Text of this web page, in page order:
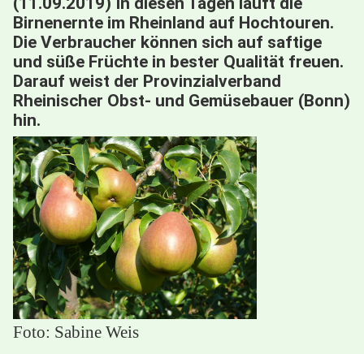
Birnenernte im Rheinland auf Hochtouren.
Die Verbraucher können sich auf saftige
und süße Früchte in bester Qualität freuen.
Darauf weist der Provinzialverband
Rheinischer Obst- und Gemüsebauer (Bonn)
hin.
Foto: Sabine Weis